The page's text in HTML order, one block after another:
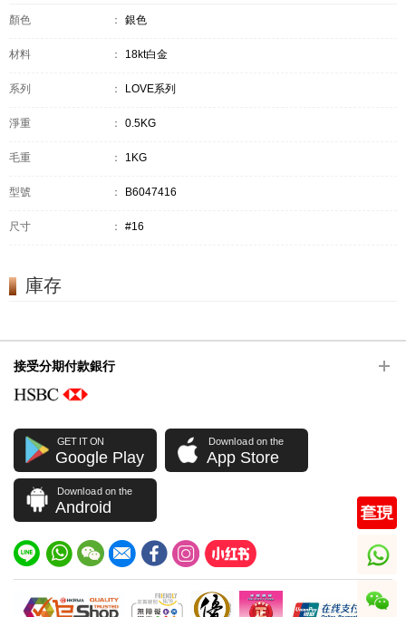
顏色 ： 銀色
材料 ： 18kt白金
系列 ： LOVE系列
淨重 ： 0.5KG
毛重 ： 1KG
型號 ： B6047416
尺寸 ： #16
庫存
接受分期付款銀行
GET IT ON
Google Play
Download on the
App Store
Download on the
Android
whatsapp